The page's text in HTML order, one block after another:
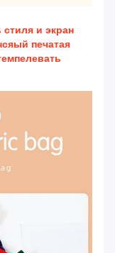
и экран
печатая